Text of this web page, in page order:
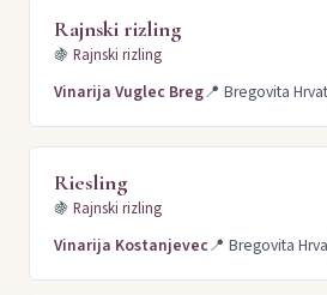
Rajnski rizling
🍇 Rajnski rizling
Vinarija Vuglec Breg📍 Bregovita
Riesling
🍇 Rajnski rizling
Vinarija Kostanjevec📍 Bregovita